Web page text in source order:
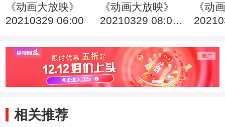
《动画大放映》
20210329 06:00
《动画大放映》
20210329 08:02
《动
相关推荐